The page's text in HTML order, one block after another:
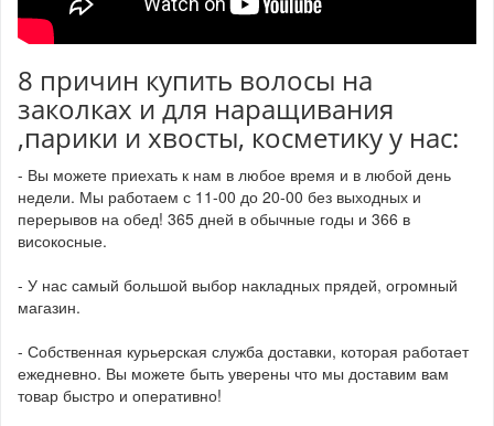
8 причин купить волосы на
заколках и для наращивания
,парики и хвосты, косметику у нас:
- Вы можете приехать к нам в любое время и в любой день
недели. Мы работаем с 11-00 до 20-00 без выходных и
перерывов на обед! 365 дней в обычные годы и 366 в
високосные.
- У нас самый большой выбор накладных прядей, огромный
магазин.
- Собственная курьерская служба доставки, которая работает
ежедневно. Вы можете быть уверены что мы доставим вам
товар быстро и оперативно!